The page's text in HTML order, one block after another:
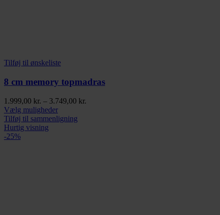
Tilføj til ønskeliste
8 cm memory topmadras
1.999,00 kr. – 3.749,00 kr.
Vælg mulighederDette
vare
Tilføj til sammenligning
Hurtig visning
-25%